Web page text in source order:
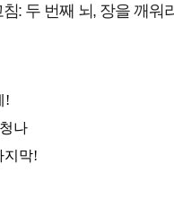
: 두 번째 뇌, 장을 깨워